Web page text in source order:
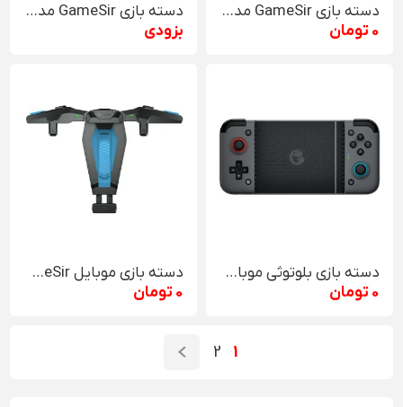
دسته بازی GameSir مدل T4 Mini
0 تومان
دسته بازی GameSir مدلT3
بزودی
دسته بازی بلوتوثی موبایل GameSir مدل X2 Bluetooth
0 تومان
دسته بازی موبایل GameSir مدل F4 Falcon
0 تومان
1
2